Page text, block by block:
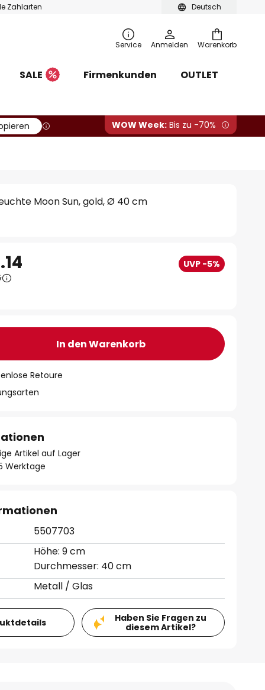
Deutsch
Zahlarten
Warenkorb
Service Anmelden
SALE Firmenkunden OUTLET
WOW Week: Bis zu -70%
Moon Sun, gold, Ø 40 cm
UVP -5%
In den Warenkorb
Retoure
Artikel auf Lager
Werktage
5507703
Höhe: 9 cm
Durchmesser: 40 cm
Metall / Glas
Haben Sie Fragen zu
diesem Artikel?